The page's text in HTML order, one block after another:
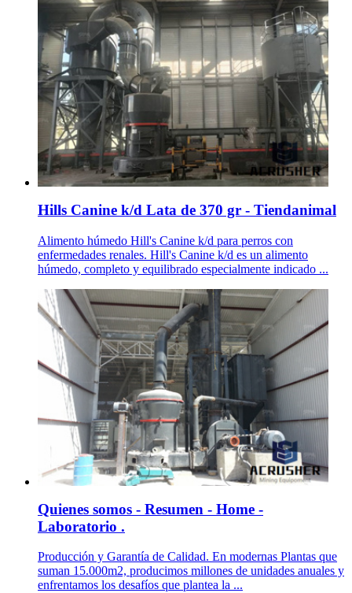
Hills Canine k/d Lata de 370 gr - Tiendanimal
Alimento húmedo Hill's Canine k/d para perros con
enfermedades renales. Hill's Canine k/d es un alimento
húmedo, completo y equilibrado especialmente indicado ...
Quienes somos - Resumen - Home -
Laboratorio .
Producción y Garantía de Calidad. En modernas Plantas que
suman 15.000m2, producimos millones de unidades anuales y
enfrentamos los desafíos que plantea la ...